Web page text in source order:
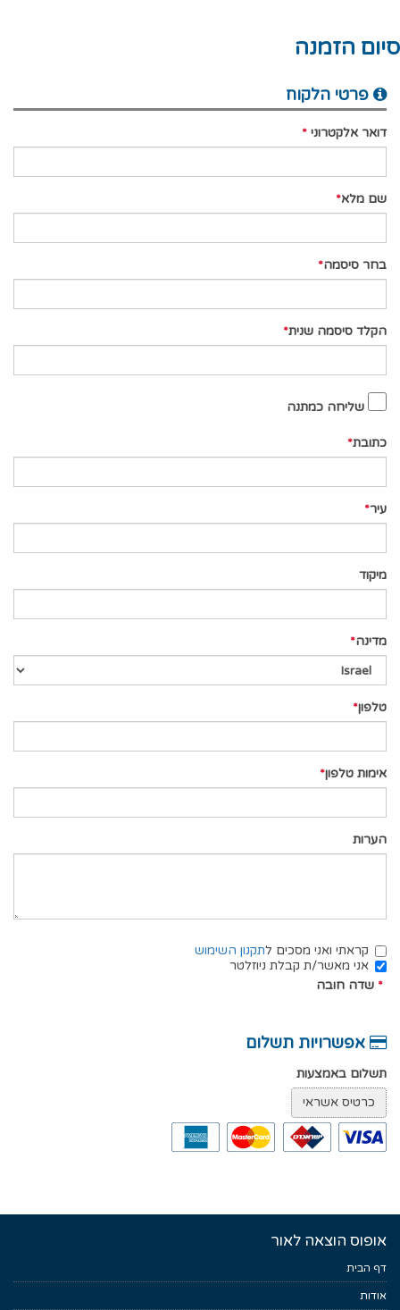
סיום הזמנה
פרטי הלקוח
דואר אלקטרוני
שם מלא
בחר סיסמה
הקלד סיסמה שנית
שליחה כמתנה
כתובת
עיר
מיקוד
מדינה
טלפון
אימות טלפון
הערות
קראתי ואני מסכים לתקנון השימוש
אני מאשר/ת קבלת ניוזלטר
* שדה חובה
אפשרויות תשלום
תשלום באמצעות
אופוס הוצאה לאור
דף הבית
אודות